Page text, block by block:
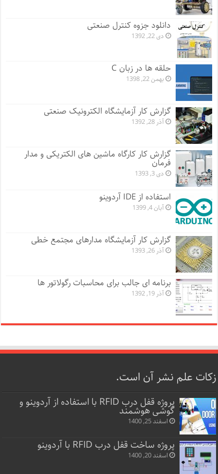
دانلود جزوه کنترل صنعتی
دی 22, 1392
حلقه ها در زبان C
بهمن 22, 1398
گزارش کار آزمایشگاه الکترونیک صنعتی
آذر 28, 1392
گزارش کار کارگاه ماشین های الکتریکی و مدار
فرمان
دی 3, 1393
استفاده از IDE آردوینو
آبان 4, 1399
گزارش کار آزمایشگاه مدارهای مجتمع خطی
آذر 26, 1393
برنامه ای جالب برای محاسبات رگولاتور ها
آذر 19, 1392
زکات علم نشر آن است.
پروژه قفل‌ درب RFID با استفاده از آردوینو و
گوشی هوشمند
اسفند 25, 1400
پروژه ساخت قفل‌ درب RFID با آردوینو
اسفند 20, 1400